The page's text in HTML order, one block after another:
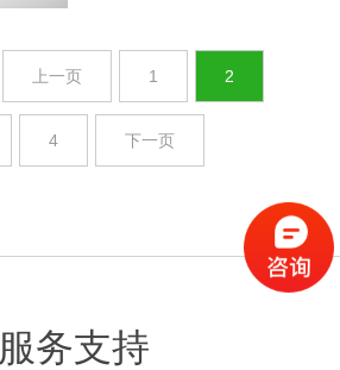
上一页 1 2
4 下一页
服务支持